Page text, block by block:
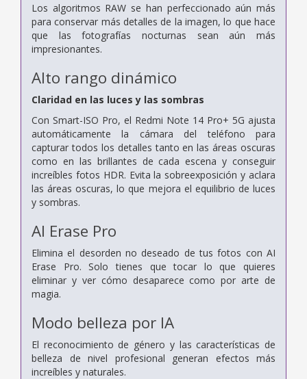
Los algoritmos RAW se han perfeccionado aún más
para conservar más detalles de la imagen, lo que hace
que las fotografías nocturnas sean aún más
impresionantes.
Alto rango dinámico
Claridad en las luces y las sombras
Con Smart-ISO Pro, el Redmi Note 14 Pro+ 5G ajusta
automáticamente la cámara del teléfono para
capturar todos los detalles tanto en las áreas oscuras
como en las brillantes de cada escena y conseguir
increíbles fotos HDR. Evita la sobreexposición y aclara
las áreas oscuras, lo que mejora el equilibrio de luces
y sombras.
AI Erase Pro
Elimina el desorden no deseado de tus fotos con AI
Erase Pro. Solo tienes que tocar lo que quieres
eliminar y ver cómo desaparece como por arte de
magia.
Modo belleza por IA
El reconocimiento de género y las características de
belleza de nivel profesional generan efectos más
increíbles y naturales.